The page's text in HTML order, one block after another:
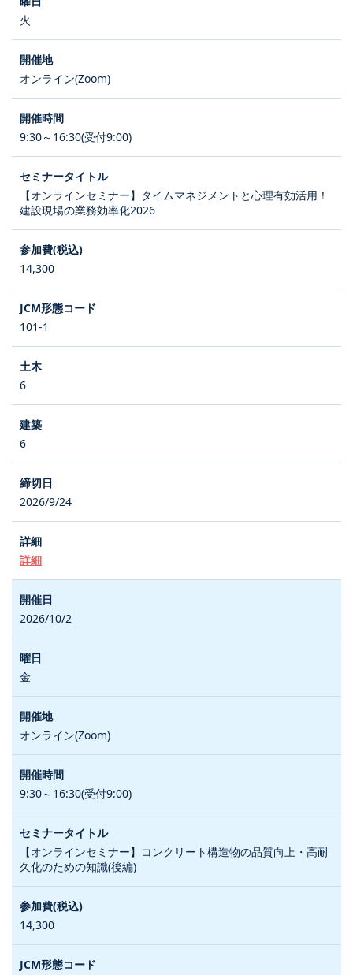
火
オンライン(Zoom)
9:30～16:30(受付9:00)
【オンラインセミナー】タイムマネジメントと心理有効活用！
建設現場の業務効率化2026
14,300
101-1
6
6
2026/9/24
詳細
2026/10/2
金
オンライン(Zoom)
9:30～16:30(受付9:00)
【オンラインセミナー】コンクリート構造物の品質向上・高耐
久化のための知識(後編)
14,300